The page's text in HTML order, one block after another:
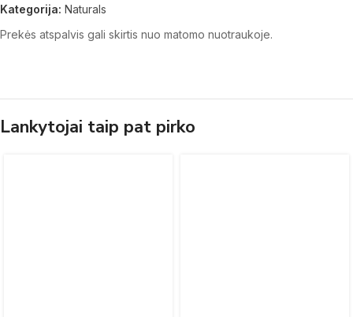
Kategorija: Naturals
Prekės atspalvis gali skirtis nuo matomo nuotraukoje.
Lankytojai taip pat pirko